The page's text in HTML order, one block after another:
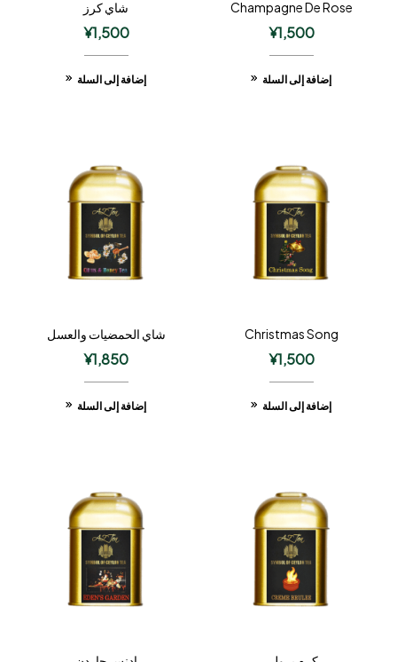
Champagne De Rose
¥1,500
إضافة إلى السلة
شاي كرز
¥1,500
إضافة إلى السلة
Christmas Song
¥1,500
إضافة إلى السلة
شاي الحمضيات والعسل
¥1,850
إضافة إلى السلة